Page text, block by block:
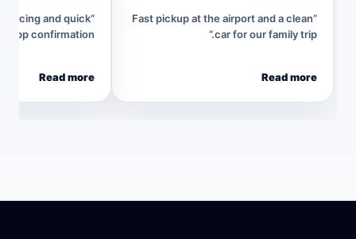
“Fast pickup at the airport and a clean
car for our family trip.”
Read more
pricing and quick
confirmation.”
Read more